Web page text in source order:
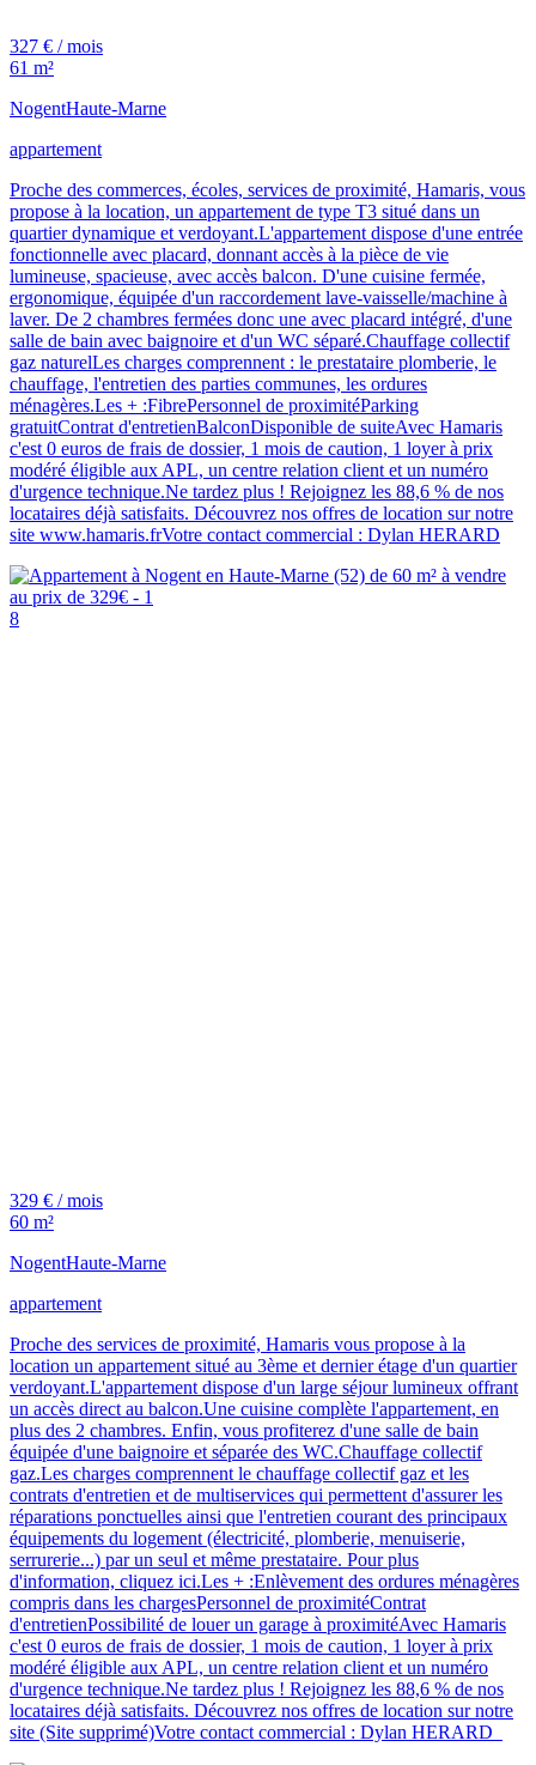
327 € / mois
61 m²
NogentHaute-Marne
appartement
Proche des commerces, écoles, services de proximité, Hamaris, vous
propose à la location, un appartement de type T3 situé dans un
quartier dynamique et verdoyant.L'appartement dispose d'une entrée
fonctionnelle avec placard, donnant accès à la pièce de vie
lumineuse, spacieuse, avec accès balcon. D'une cuisine fermée,
ergonomique, équipée d'un raccordement lave-vaisselle/machine à
laver. De 2 chambres fermées donc une avec placard intégré, d'une
salle de bain avec baignoire et d'un WC séparé.Chauffage collectif
gaz naturelLes charges comprennent : le prestataire plomberie, le
chauffage, l'entretien des parties communes, les ordures
ménagères.Les + :FibrePersonnel de proximitéParking
gratuitContrat d'entretienBalconDisponible de suiteAvec Hamaris
c'est 0 euros de frais de dossier, 1 mois de caution, 1 loyer à prix
modéré éligible aux APL, un centre relation client et un numéro
d'urgence technique.Ne tardez plus ! Rejoignez les 88,6 % de nos
locataires déjà satisfaits. Découvrez nos offres de location sur notre
site www.hamaris.frVotre contact commercial : Dylan HERARD
8
329 € / mois
60 m²
NogentHaute-Marne
appartement
Proche des services de proximité, Hamaris vous propose à la
location un appartement situé au 3ème et dernier étage d'un quartier
verdoyant.L'appartement dispose d'un large séjour lumineux offrant
un accès direct au balcon.Une cuisine complète l'appartement, en
plus des 2 chambres. Enfin, vous profiterez d'une salle de bain
équipée d'une baignoire et séparée des WC.Chauffage collectif
gaz.Les charges comprennent le chauffage collectif gaz et les
contrats d'entretien et de multiservices qui permettent d'assurer les
réparations ponctuelles ainsi que l'entretien courant des principaux
équipements du logement (électricité, plomberie, menuiserie,
serrurerie...) par un seul et même prestataire. Pour plus
d'information, cliquez ici.Les + :Enlèvement des ordures ménagères
compris dans les chargesPersonnel de proximitéContrat
d'entretienPossibilité de louer un garage à proximitéAvec Hamaris
c'est 0 euros de frais de dossier, 1 mois de caution, 1 loyer à prix
modéré éligible aux APL, un centre relation client et un numéro
d'urgence technique.Ne tardez plus ! Rejoignez les 88,6 % de nos
locataires déjà satisfaits. Découvrez nos offres de location sur notre
site (Site supprimé)Votre contact commercial : Dylan HERARD